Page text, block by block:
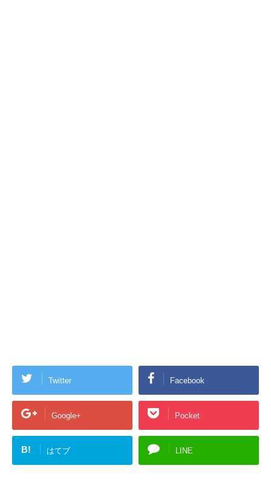
Twitter Facebook
Google+ Pocket
B! はてブ LINE